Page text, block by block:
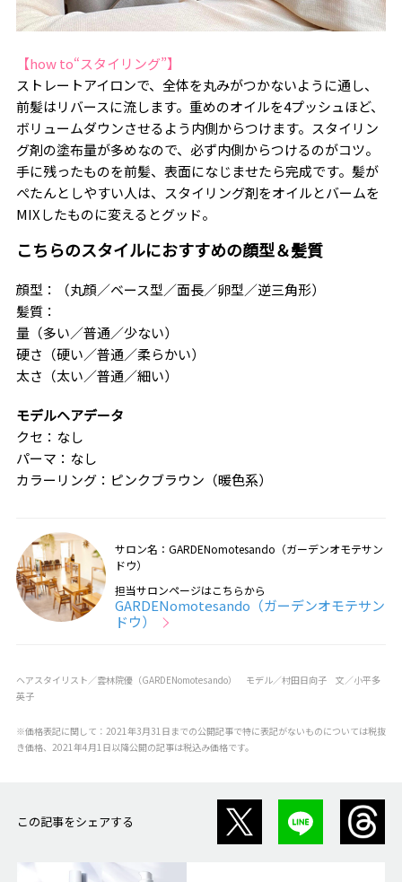
【how to“スタイリング”】
ストレートアイロンで、全体を丸みがつかないように通し、
前髪はリバースに流します。重めのオイルを4プッシュほど、
ボリュームダウンさせるよう内側からつけます。スタイリン
グ剤の塗布量が多めなので、必ず内側からつけるのがコツ。
手に残ったものを前髪、表面になじませたら完成です。髪が
ぺたんとしやすい人は、スタイリング剤をオイルとバームを
MIXしたものに変えるとグッド。
こちらのスタイルにおすすめの顔型＆髪質
顔型：（丸顔／ベース型／面長／卵型／逆三角形）
髪質：
量（多い／普通／少ない）
硬さ（硬い／普通／柔らかい）
太さ（太い／普通／細い）
モデルヘアデータ
クセ：なし
パーマ：なし
カラーリング：ピンクブラウン（暖色系）
サロン名：GARDENomotesando（ガーデンオモテサン
ドウ）
担当サロンページはこちらから
GARDENomotesando（ガーデンオモテサン
ドウ）
ヘアスタイリスト／雲林院優（GARDENomotesando） モデル／村田日向子 文／小平多
英子
※価格表記に関して：2021年3月31日までの公開記事で特に表記がないものについては税抜
き価格、2021年4月1日以降公開の記事は税込み価格です。
この記事をシェアする